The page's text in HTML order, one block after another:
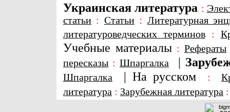
Украинская литература :
статьи : Статьи: Литературная
литературоведческих терминов:
Учебные материалы : Рефераты
пересказы : Шпаргалка |
Шпаргалка | На русском :
литература : Зарубежная литература